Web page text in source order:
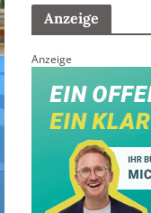
Anzeige
Anzeige